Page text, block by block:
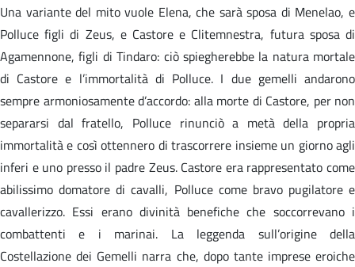
Una variante del mito vuole Elena, che sarà sposa di Menelao, e
Polluce figli di Zeus, e Castore e Clitemnestra, futura sposa di
Agamennone, figli di Tindaro: ciò spiegherebbe la natura mortale
di Castore e l’immortalità di Polluce. I due gemelli andarono
sempre armoniosamente d’accordo: alla morte di Castore, per non
separarsi dal fratello, Polluce rinunciò a metà della propria
immortalità e così ottennero di trascorrere insieme un giorno agli
inferi e uno presso il padre Zeus. Castore era rappresentato come
abilissimo domatore di cavalli, Polluce come bravo pugilatore e
cavallerizzo. Essi erano divinità benefiche che soccorrevano i
combattenti e i marinai. La leggenda sull’origine della
Costellazione dei Gemelli narra che, dopo tante imprese eroiche